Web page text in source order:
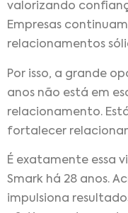
valorizando
Empresas
relacionamentos
Por isso, a grande
anos não está em
relacionamento.
fortalecer
É exatamente essa
Smark há 28 anos.
impulsiona